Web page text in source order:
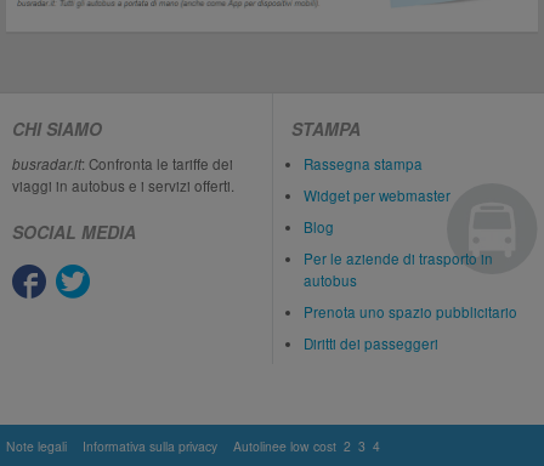
CHI SIAMO
busradar.it: Confronta le tariffe dei
viaggi in autobus e i servizi offerti.
SOCIAL MEDIA
STAMPA
Rassegna stampa
Widget per webmaster
Blog
Per le aziende di trasporto in
autobus
Prenota uno spazio pubblicitario
Diritti dei passeggeri
Note legali Informativa sulla privacy Autolinee low cost 2 3 4